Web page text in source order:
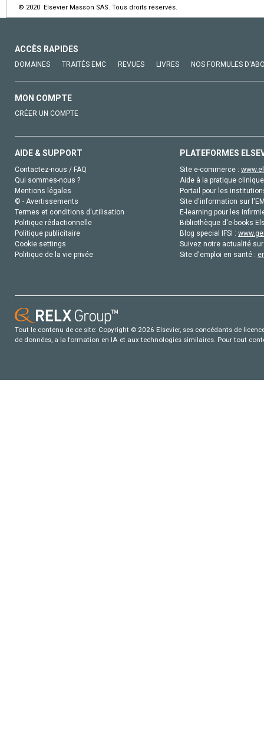
© 2020 Elsevier Masson SAS. Tous droits réservés.
ACCÈS RAPIDES
DOMAINES TRAITÉS EMC REVUES LIVRES NOS FORMULES
MON COMPTE
CRÉER UN COMPTE
AIDE & SUPPORT
Contactez-nous / FAQ
Qui sommes-nous ?
Mentions légales
© - Avertissements
Termes et conditions d'utilisation
Politique rédactionnelle
Politique publicitaire
Cookie settings
Politique de la vie privée
PLATEFORMES
Site e-commerce :
Aide à la pratique
Portail pour les
Site d'information sur
E-learning pour les
Bibliothèque d'e-books
Blog special IFSI :
Suivez notre actualité
Site d'emploi en santé :
Tout le contenu de ce site: Copyright © 2026 Elsevier, ses concédants de
de données, a la formation en IA et aux technologies similaires. Pour tout